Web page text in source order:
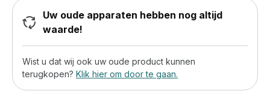
Uw oude apparaten hebben nog altijd
waarde!
Wist u dat wij ook uw oude product kunnen
terugkopen? Klik hier om door te gaan.